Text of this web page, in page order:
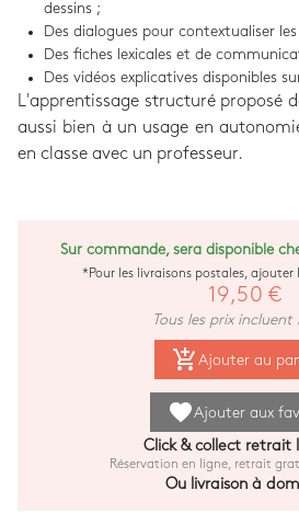
dessins ;
Des dialogues pour contextualiser
Des fiches lexicales et de
Des vidéos explicatives disponibles
L'apprentissage structuré proposé
aussi bien à un usage en
en classe avec un professeur.
Sur commande, sera disponible
*Pour les livraisons postales, ajouter
19,50 €
Tous les prix incluent
add_shopping_cart Ajouter au
favorite Ajouter aux
Click & collect retrait
Réservation en ligne, retrait
Ou livraison à